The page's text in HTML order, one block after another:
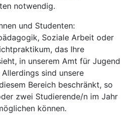
notwendig.
und Studenten:
Soziale Arbeit oder
das Ihre
in unserem Amt für Jugend
sind unsere
Bereich beschränkt, so
zwei Studierende/n im Jahr
können.